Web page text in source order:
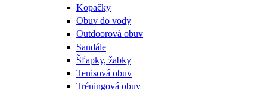
Kopačky
Obuv do vody
Outdoorová obuv
Sandále
Šľapky, žabky
Tenisová obuv
Tréningová obuv